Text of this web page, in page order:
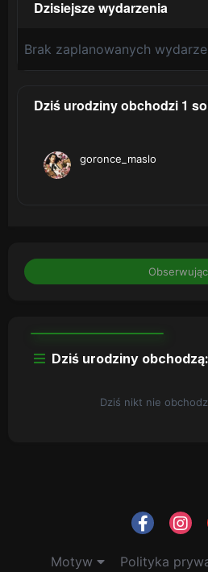
Dzisiejsze wydarzenia
Brak zaplanowanych
Dziś urodziny obchodzi 1
goronce_maslo
Dziś urodziny obchodzą:
Dziś nikt nie
Motyw Polityka